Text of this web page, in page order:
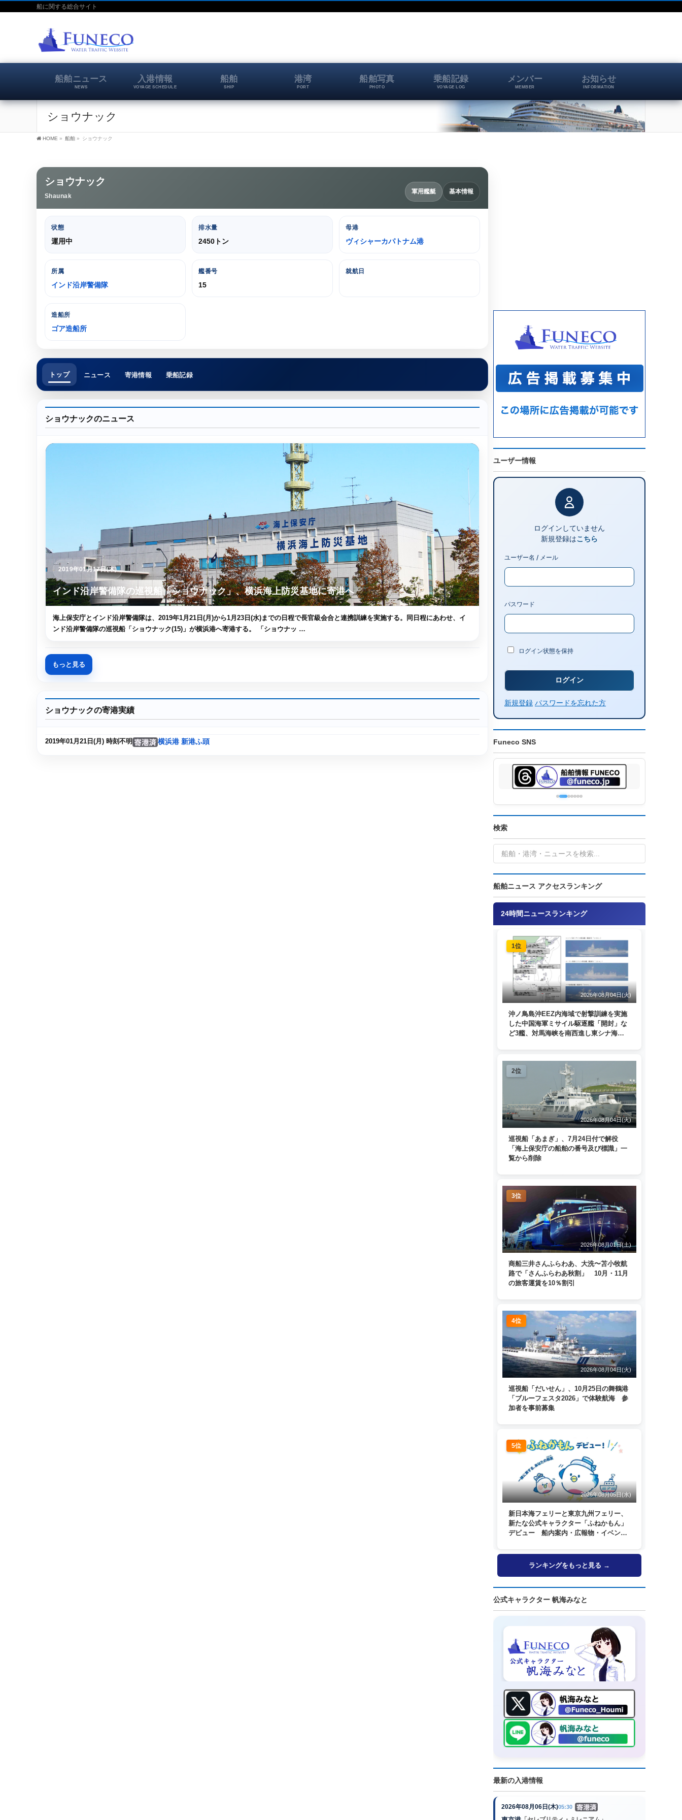
船に関する総合サイト
船舶ニュース
NEWS
入港情報
VOYAGE SCHEDULE
船舶
SHIP
港湾
PORT
船舶写真
PHOTO
乗船記録
VOYAGE LOG
メンバー
MEMBER
お知らせ
INFORMATION
ショウナック
HOME » 船舶 » ショウナック
ショウナック
Shaunak
軍用艦艇 基本情報
状態
運用中
排水量
2450トン
母港
ヴィシャーカパトナム港
所属
インド沿岸警備隊
艦番号
15
就航日
造船所
ゴア造船所
トップ ニュース 寄港情報 乗船記録
ショウナックのニュース
2019年01月17日(木)
インド沿岸警備隊の巡視船「ショウナック」、横浜海上防災基地に寄港へ
海上保安庁とインド沿岸警備隊は、2019年1月21日(月)から1月23日(水)までの日程で長官級会合と連携訓練を実施する。同日程にあわせ、イ
ンド沿岸警備隊の巡視船「ショウナック(15)」が横浜港へ寄港する。 「ショウナッ …
もっと見る
ショウナックの寄港実績
2019年01月21日(月) 時刻不明 横浜港 新港ふ頭
ユーザー情報
ログインしていません
新規登録はこちら
ユーザー名 / メール
パスワード
ログイン状態を保持
新規登録 パスワードを忘れた方
Funeco SNS
検索
船舶ニュース アクセスランキング
24時間ニュースランキング
1位
2026年08月04日(火)
沖ノ鳥島沖EEZ内海域で射撃訓練を実施
した中国海軍ミサイル駆逐艦「開封」な
ど3艦、対馬海峡を南西進し東シナ海
2位
2026年08月04日(火)
巡視船「あまぎ」、7月24日付で解役
「海上保安庁の船舶の番号及び標識」一
覧から削除
3位
2026年08月01日(土)
商船三井さんふらわあ、大洗〜苫小牧航
路で「さんふらわあ秋割」 10月・11月
の旅客運賃を10％割引
4位
2026年08月04日(火)
巡視船「だいせん」、10月25日の舞鶴港
「ブルーフェスタ2026」で体験航海 参
加者を事前募集
5位
2026年08月05日(水)
新日本海フェリーと東京九州フェリー、
新たな公式キャラクター「ふねかもん」
デビュー 船内案内・広報物・イベン
ランキングをもっと見る →
公式キャラクター 帆海みなと
最新の入港情報
2026年08月06日(木)05:30